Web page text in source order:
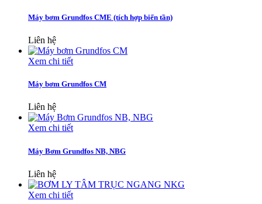
Máy bơm Grundfos CME (tích hợp biến tần)
Liên hệ
Xem chi tiết
Máy bơm Grundfos CM
Liên hệ
Xem chi tiết
Máy Bơm Grundfos NB, NBG
Liên hệ
Xem chi tiết